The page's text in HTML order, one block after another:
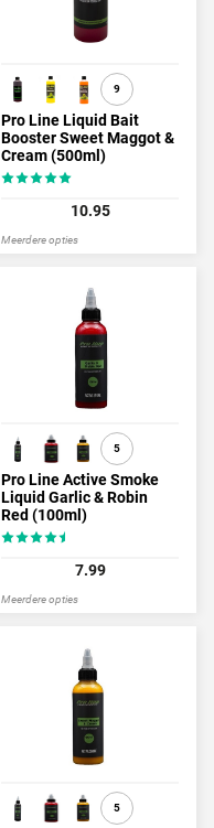
9
Pro Line Liquid Bait
Booster Sweet Maggot &
Cream (500ml)
10.95
Meerdere opties
5
Pro Line Active Smoke
Liquid Garlic & Robin
Red (100ml)
7.99
Meerdere opties
5